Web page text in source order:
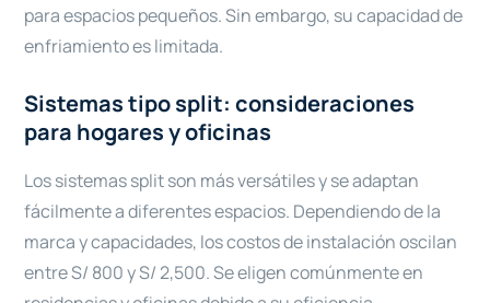
para espacios pequeños. Sin embargo, su capacidad de
enfriamiento es limitada.
Sistemas tipo split: consideraciones
para hogares y oficinas
Los sistemas split son más versátiles y se adaptan
fácilmente a diferentes espacios. Dependiendo de la
marca y capacidades, los costos de instalación oscilan
entre S/ 800 y S/ 2,500. Se eligen comúnmente en